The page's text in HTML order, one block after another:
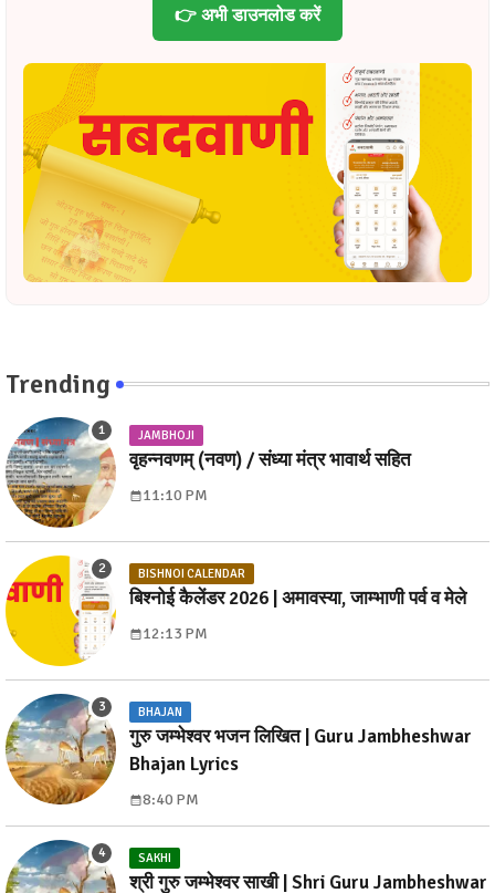
👉 अभी डाउनलोड करें
Trending
JAMBHOJI
वृहन्नवणम् (नवण) / संध्या मंत्र भावार्थ सहित
11:10 PM
BISHNOI CALENDAR
बिश्नोई कैलेंडर 2026 | अमावस्या, जाम्भाणी पर्व व मेले
12:13 PM
BHAJAN
गुरु जम्भेश्वर भजन लिखित | Guru Jambheshwar
Bhajan Lyrics
8:40 PM
SAKHI
श्री गुरु जम्भेश्वर साखी | Shri Guru Jambheshwar